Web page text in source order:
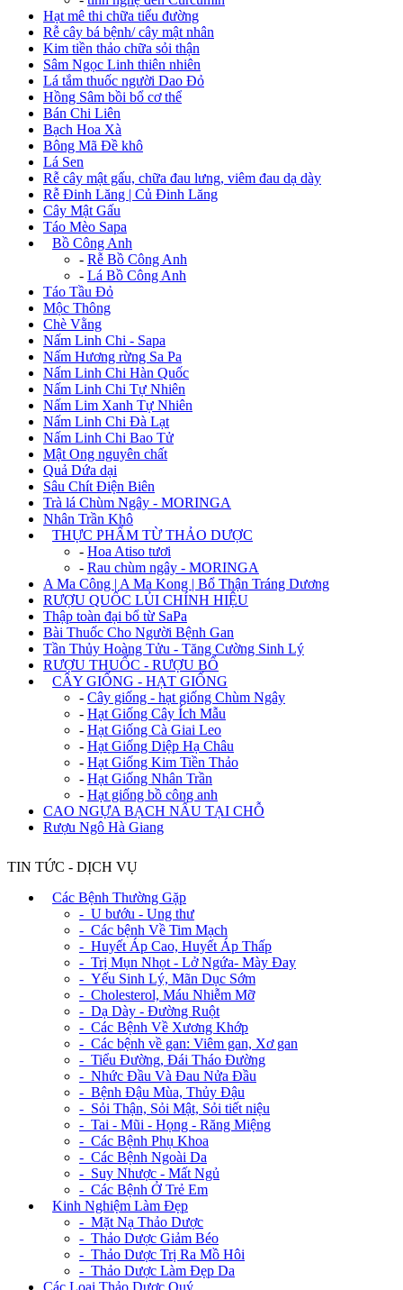
Hạt mê thi chữa tiểu đường
Rễ cây bá bệnh/ cây mật nhân
Kim tiền thảo chữa sỏi thận
Sâm Ngọc Linh thiên nhiên
Lá tắm thuốc người Dao Đỏ
Hồng Sâm bồi bổ cơ thể
Bán Chi Liên
Bạch Hoa Xà
Bông Mã Đề khô
Lá Sen
Rễ cây mật gấu, chữa đau lưng, viêm đau dạ dày
Rễ Đinh Lăng | Củ Đinh Lăng
Cây Mật Gấu
Táo Mèo Sapa
Bồ Công Anh
- Rễ Bồ Công Anh
- Lá Bồ Công Anh
Táo Tầu Đỏ
Mộc Thông
Chè Vằng
Nấm Linh Chi - Sapa
Nấm Hương rừng Sa Pa
Nấm Linh Chi Hàn Quốc
Nấm Linh Chi Tự Nhiên
Nấm Lim Xanh Tự Nhiên
Nấm Linh Chi Đà Lạt
Nấm Linh Chi Bao Tử
Mật Ong nguyên chất
Quả Dứa dại
Sâu Chít Điện Biên
Trà lá Chùm Ngây - MORINGA
Nhân Trần Khô
THỰC PHẨM TỪ THẢO DƯỢC
- Hoa Atiso tươi
- Rau chùm ngây - MORINGA
A Ma Công | A Ma Kong | Bổ Thận Tráng Dương
RƯỢU QUỐC LỦI CHÍNH HIỆU
Thập toàn đại bổ từ SaPa
Bài Thuốc Cho Người Bệnh Gan
Tần Thủy Hoàng Tửu - Tăng Cường Sinh Lý
RƯỢU THUỐC - RƯỢU BỔ
CÂY GIỐNG - HẠT GIỐNG
- Cây giống - hạt giống Chùm Ngây
- Hạt Giống Cây Ích Mẫu
- Hạt Giống Cà Giai Leo
- Hạt Giống Diệp Hạ Châu
- Hạt Giống Kim Tiền Thảo
- Hạt Giống Nhân Trần
- Hạt giống bồ công anh
CAO NGỰA BẠCH NẤU TẠI CHỖ
Rượu Ngô Hà Giang
TIN TỨC - DỊCH VỤ
Các Bệnh Thường Gặp
- U bướu - Ung thư
- Các bệnh Về Tim Mạch
- Huyết Áp Cao, Huyết Áp Thấp
- Trị Mụn Nhọt - Lở Ngứa- Mày Đay
- Yếu Sinh Lý, Mãn Dục Sớm
- Cholesterol, Máu Nhiễm Mỡ
- Dạ Dày - Đường Ruột
- Các Bệnh Về Xương Khớp
- Các bệnh về gan: Viêm gan, Xơ gan
- Tiểu Đường, Đái Tháo Đường
- Nhức Đầu Và Đau Nửa Đầu
- Bệnh Đậu Mùa, Thủy Đậu
- Sỏi Thận, Sỏi Mật, Sỏi tiết niệu
- Tai - Mũi - Họng - Răng Miệng
- Các Bệnh Phụ Khoa
- Các Bệnh Ngoài Da
- Suy Nhược - Mất Ngủ
- Các Bệnh Ở Trẻ Em
Kinh Nghiệm Làm Đẹp
- Mặt Nạ Thảo Dược
- Thảo Dược Giảm Béo
- Thảo Dược Trị Ra Mồ Hôi
- Thảo Dược Làm Đẹp Da
Các Loại Thảo Dược Quý